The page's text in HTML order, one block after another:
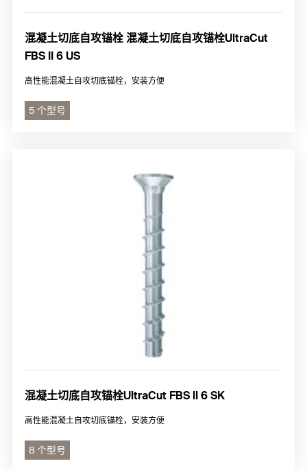
混凝土切底自攻锚栓 混凝土切底自攻锚栓UltraCut
FBS II 6 US
高性能混凝土自攻切底锚栓，安装方便
5 个型号
混凝土切底自攻锚栓UltraCut FBS II 6 SK
高性能混凝土自攻切底锚栓，安装方便
8 个型号